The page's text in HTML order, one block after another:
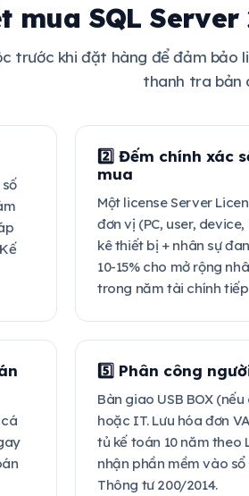
mua SQL
trước khi đặt hàng để đảm bảo
thanh tra bản
2️⃣ Đếm chính xác
mua
Một license Server
đơn vị (PC, user,
kê thiết bị + nhân sự
10-15% cho mở rộng
trong năm tài chính
5️⃣ Phân công
Bàn giao USB BOX
hoặc IT. Lưu hóa đơn
tủ kế toán 10 năm theo
nhận phần mềm vào
Thông tư 200/2014.